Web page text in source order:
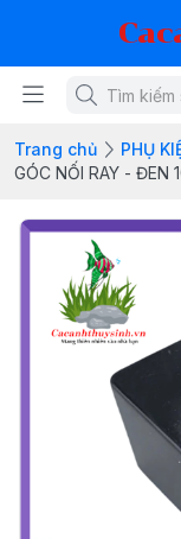
Trang chủ PHỤ
GÓC NỐI RAY - ĐEN